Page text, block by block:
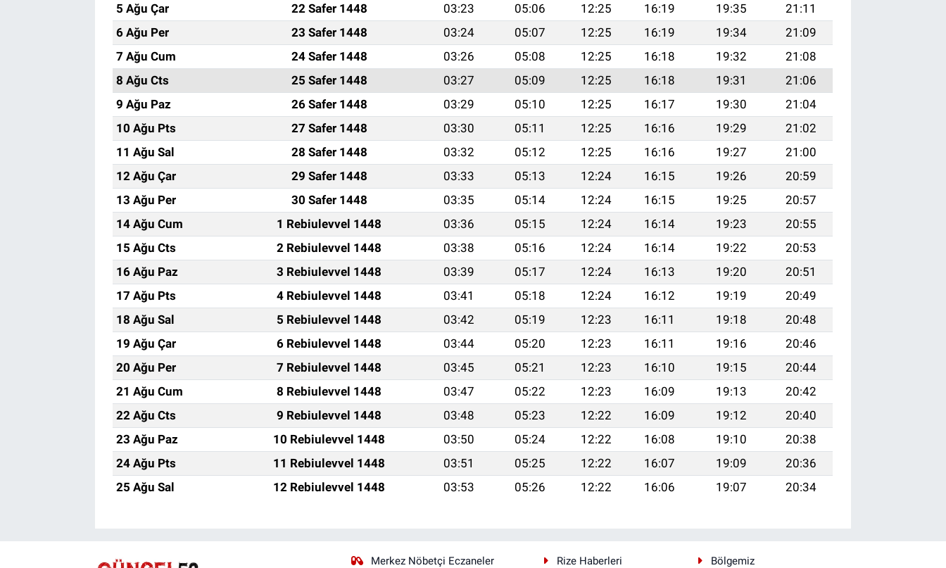
5 Ağu Çar
22 Safer 1448 03:23 05:06 12:25 16:19 19:35
21:11
6 Ağu Per
23 Safer 1448 03:24 05:07 12:25 16:19 19:34
21:09
7 Ağu Cum
24 Safer 1448 03:26 05:08 12:25 16:18 19:32
21:08
8 Ağu Cts
25 Safer 1448 03:27 05:09 12:25 16:18 19:31
21:06
9 Ağu Paz
26 Safer 1448 03:29 05:10 12:25 16:17 19:30
21:04
10 Ağu Pts
27 Safer 1448 03:30 05:11 12:25 16:16 19:29
21:02
11 Ağu Sal
28 Safer 1448 03:32 05:12 12:25 16:16 19:27
21:00
12 Ağu Çar
29 Safer 1448 03:33 05:13 12:24 16:15 19:26
20:59
13 Ağu Per
30 Safer 1448 03:35 05:14 12:24 16:15 19:25
20:57
14 Ağu Cum
1 Rebiulevvel 1448 03:36 05:15 12:24 16:14 19:23
20:55
15 Ağu Cts
2 Rebiulevvel 1448 03:38 05:16 12:24 16:14 19:22
20:53
16 Ağu Paz
3 Rebiulevvel 1448 03:39 05:17 12:24 16:13 19:20
20:51
17 Ağu Pts
4 Rebiulevvel 1448 03:41 05:18 12:24 16:12 19:19
20:49
18 Ağu Sal
5 Rebiulevvel 1448 03:42 05:19 12:23 16:11 19:18
20:48
19 Ağu Çar
6 Rebiulevvel 1448 03:44 05:20 12:23 16:11 19:16
20:46
20 Ağu Per
7 Rebiulevvel 1448 03:45 05:21 12:23 16:10 19:15
20:44
21 Ağu Cum
8 Rebiulevvel 1448 03:47 05:22 12:23 16:09 19:13
20:42
22 Ağu Cts
9 Rebiulevvel 1448 03:48 05:23 12:22 16:09 19:12
20:40
23 Ağu Paz
10 Rebiulevvel 1448 03:50 05:24 12:22 16:08 19:10
20:38
24 Ağu Pts
11 Rebiulevvel 1448 03:51 05:25 12:22 16:07 19:09
20:36
25 Ağu Sal
12 Rebiulevvel 1448 03:53 05:26 12:22 16:06 19:07 20:34
Merkez Nöbetçi Eczaneler
Rize Haberleri
Bölgemiz